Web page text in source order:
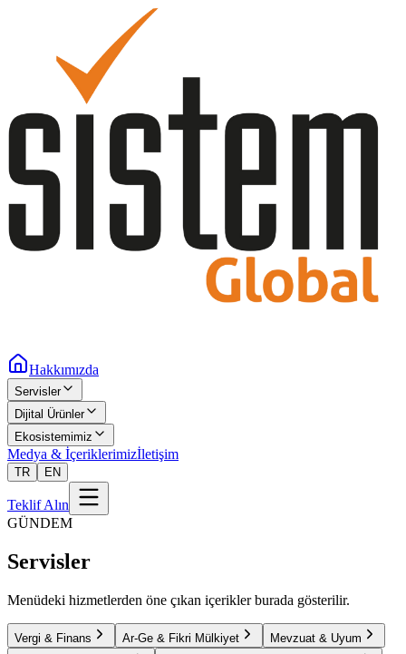
Hakkımızda
Servisler
Dijital Ürünler
Ekosistemimiz
Medya & İçeriklerimizİletişim
TR EN
Teklif Alın
GÜNDEM
Servisler
Menüdeki hizmetlerden öne çıkan içerikler burada gösterilir.
Vergi & Finans Ar-Ge & Fikri Mülkiyet
Mevzuat & Uyum